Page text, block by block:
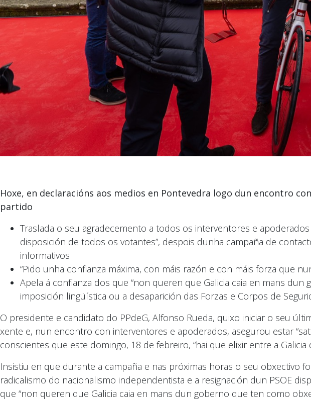
Hoxe, en declaracións aos medios en Pontevedra logo dun encontro
partido
Traslada o seu agradecemento a todos os interventores e
disposición de todos os votantes”, despois dunha campaña de
informativos
“Pido unha confianza máxima, con máis razón e con máis forza que
Apela á confianza dos que “non queren que Galicia caia en mans
imposición lingüística ou a desaparición das Forzas e Corpos de
O presidente e candidato do PPdeG, Alfonso Rueda, quixo iniciar o seu
xente e, nun encontro con interventores e apoderados, asegurou estar
conscientes que este domingo, 18 de febreiro, “hai que elixir entre a
Insistiu en que durante a campaña e nas próximas horas o seu obxectivo
radicalismo do nacionalismo independentista e a resignación dun PSOE
que “non queren que Galicia caia en mans dun goberno que ten como